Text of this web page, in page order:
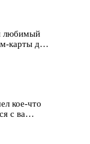
любимый
карты д…
кое-что
с ва…